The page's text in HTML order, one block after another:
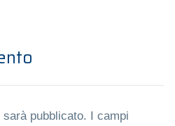
sarà pubblicato.
I campi